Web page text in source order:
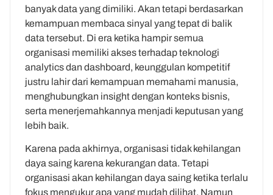
banyak data yang dimiliki. Akan tetapi berdasarkan
kemampuan membaca sinyal yang tepat di balik
data tersebut. Di era ketika hampir semua
organisasi memiliki akses terhadap teknologi
analytics dan dashboard, keunggulan kompetitif
justru lahir dari kemampuan memahami manusia,
menghubungkan insight dengan konteks bisnis,
serta menerjemahkannya menjadi keputusan yang
lebih baik.
Karena pada akhirnya, organisasi tidak kehilangan
daya saing karena kekurangan data. Tetapi
organisasi akan kehilangan daya saing ketika terlalu
fokus mengukur apa yang mudah dilihat. Namun